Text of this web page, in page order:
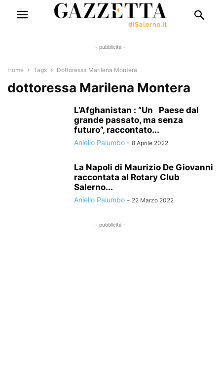
- pubblicità -
Home Tags Dottoressa Marilena Montera
dottoressa Marilena Montera
L’Afghanistan : “Un Paese dal
grande passato, ma senza
futuro”, raccontato...
Aniello Palumbo - 8 Aprile 2022
La Napoli di Maurizio De Giovanni
raccontata al Rotary Club
Salerno...
Aniello Palumbo - 22 Marzo 2022
- pubblicità -